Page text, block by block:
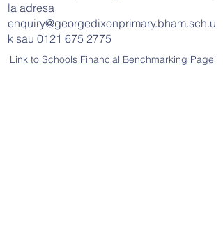
la adresa
enquiry@georgedixonprimary.bham.sch.u
k sau 0121 675 2775
Link to Schools Financial Benchmarking Page